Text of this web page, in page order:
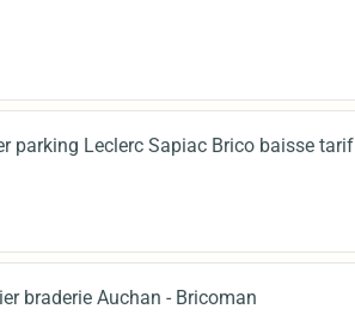
parking Leclerc Sapiac Brico baisse tarif
braderie Auchan - Bricoman